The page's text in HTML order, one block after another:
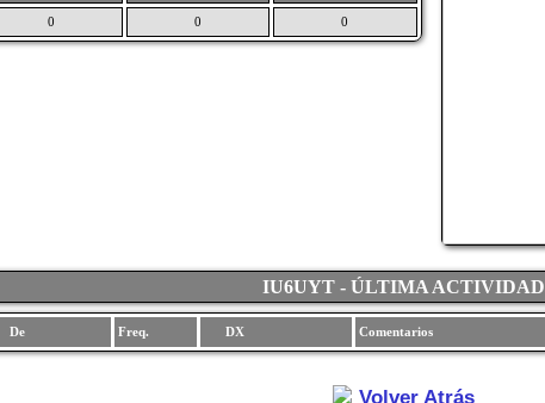
0 0 0
IU6UYT - ÚLTIMA ACTIVIDAD
Freq. DX Comentarios
Volver Atrás